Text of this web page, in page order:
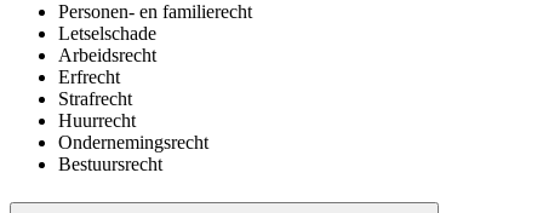
Personen- en familierecht
Letselschade
Arbeidsrecht
Erfrecht
Strafrecht
Huurrecht
Ondernemingsrecht
Bestuursrecht